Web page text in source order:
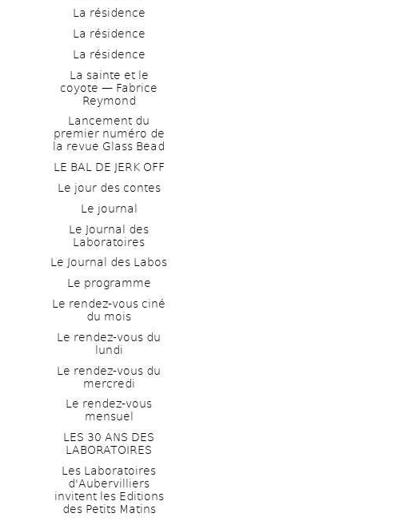
La résidence
La résidence
La résidence
La sainte et le
coyote — Fabrice
Reymond
Lancement du
premier numéro de
la revue Glass Bead
LE BAL DE JERK OFF
Le jour des contes
Le journal
Le Journal des
Laboratoires
Le Journal des Labos
Le programme
Le rendez-vous ciné
du mois
Le rendez-vous du
lundi
Le rendez-vous du
mercredi
Le rendez-vous
mensuel
LES 30 ANS DES
LABORATOIRES
Les Laboratoires
d'Aubervilliers
invitent les Editions
des Petits Matins